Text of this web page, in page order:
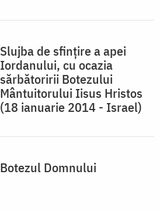
Slujba de sfinţire a apei
Iordanului, cu ocazia
sărbătoririi Botezului
Mântuitorului Iisus Hristos
(18 ianuarie 2014 - Israel)
Botezul Domnului